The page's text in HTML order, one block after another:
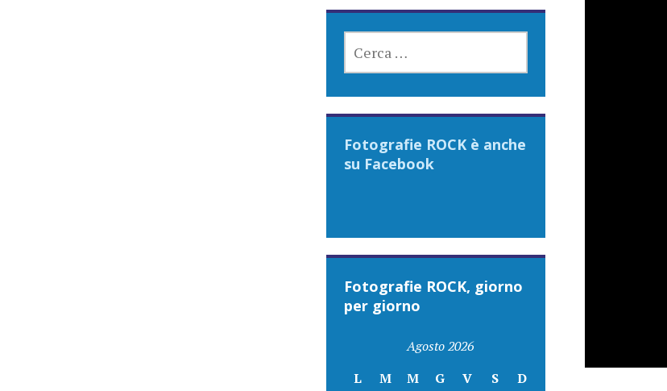
PER:
Fotografie ROCK è anche
su Facebook
Fotografie ROCK, giorno
per giorno
Agosto 2026
L
M M G V S D